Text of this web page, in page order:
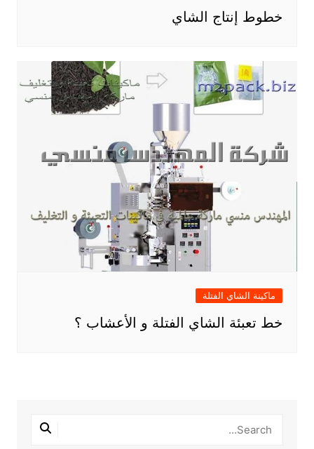
خطوط إنتاج الشاي
ماكينة الشاي الفتلة
خط تعبئة الشاي الفتلة و الأعشاب ؟